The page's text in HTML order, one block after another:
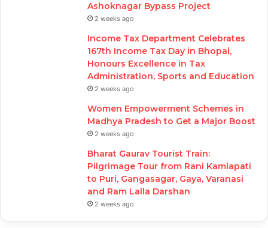
Ashoknagar Bypass Project
2 weeks ago
Income Tax Department Celebrates
167th Income Tax Day in Bhopal,
Honours Excellence in Tax
Administration, Sports and Education
2 weeks ago
Women Empowerment Schemes in
Madhya Pradesh to Get a Major Boost
2 weeks ago
Bharat Gaurav Tourist Train:
Pilgrimage Tour from Rani Kamlapati
to Puri, Gangasagar, Gaya, Varanasi
and Ram Lalla Darshan
2 weeks ago